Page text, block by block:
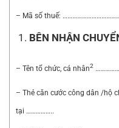
– Mã số thuế:
BÊN NHẬN CHUYỂ
– Tên tổ chức, cá nhân2
– Thẻ căn cước công dân /hộ
tại ……………..